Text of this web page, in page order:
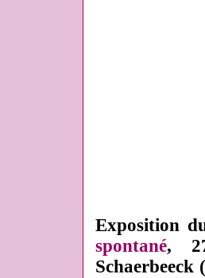
Exposition
spontané,